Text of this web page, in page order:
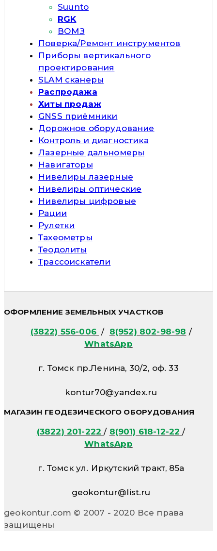
Suunto
RGK
ВОМЗ
Поверка/Ремонт инструментов
Приборы вертикального
проектирования
SLAM сканеры
Распродажа
Хиты продаж
GNSS приёмники
Дорожное оборудование
Контроль и диагностика
Лазерные дальномеры
Навигаторы
Нивелиры лазерные
Нивелиры оптические
Нивелиры цифровые
Рации
Рулетки
Тахеометры
Теодолиты
Трассоискатели
ОФОРМЛЕНИЕ ЗЕМЕЛЬНЫХ УЧАСТКОВ
(3822) 556-006 / 8(952) 802-98-98 /
WhatsApp
г. Томск пр.Ленина, 30/2, оф. 33
kontur70@yandex.ru
МАГАЗИН ГЕОДЕЗИЧЕСКОГО ОБОРУДОВАНИЯ
(3822) 201-222/ 8(901) 618-12-22 /
WhatsApp
г. Томск ул. Иркутский тракт, 85а
geokontur@list.ru
geokontur.com © 2007 - 2020 Все права
защищены